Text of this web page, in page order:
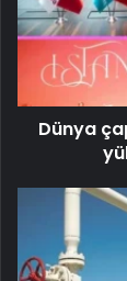
Dünya